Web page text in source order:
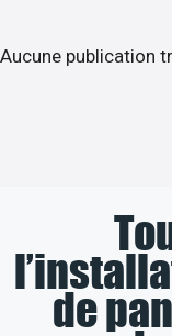
Aucune publication
de